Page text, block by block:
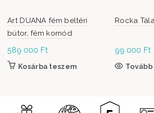
Art DUANA fém beltéri
bútor, fém komód
589 000 Ft
Kosárba teszem
Rocka
99 000 Ft